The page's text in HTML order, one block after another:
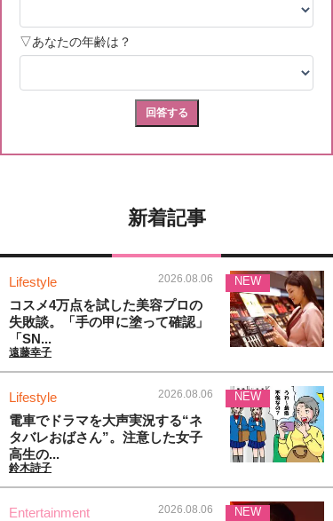
新着記事
Lifestyle 2026.08.06
コスメ4万点を試した美容プロの
失敗談。「手の甲に塗って確認」
「SN...
遠藤幸子
NEW
Lifestyle 2026.08.06
電車でドラマを大声実況する“ネ
タバレおばさん”。注意した女子
高生の...
鈴木詩子
NEW
Entertainment 2026.08.06 NEW